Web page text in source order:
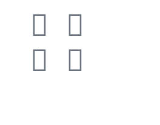
F
a
I
n
Y
o
T
i